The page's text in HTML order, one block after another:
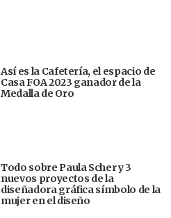
Así es la Cafetería, el espacio de
Casa FOA 2023 ganador de la
Medalla de Oro
Todo sobre Paula Scher y 3
nuevos proyectos de la
diseñadora gráfica símbolo de la
mujer en el diseño